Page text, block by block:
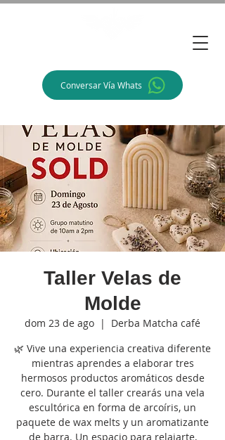
Conversar Vía Whats
Taller Velas de
Molde
dom 23 de ago
  |
Derba Matcha café
🌿 Vive una experiencia creativa diferente
mientras aprendes a elaborar tres
hermosos productos aromáticos desde
cero. Durante el taller crearás una vela
escultórica en forma de arcoíris, un
paquete de wax melts y un aromatizante
de barra. Un espacio para relajarte,